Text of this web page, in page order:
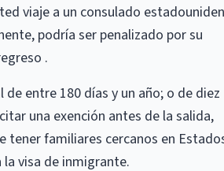
viaje a un consulado
podría ser penalizado por su
.
entre 180 días y un año; o de diez
una exención antes de la salida,
tener familiares cercanos en
visa de inmigrante.